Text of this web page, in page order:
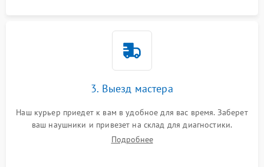
3. Выезд мастера
Наш курьер приедет к вам в удобное для вас время. Заберет
ваш наушники и привезет на склад для диагностики.
Подробнее